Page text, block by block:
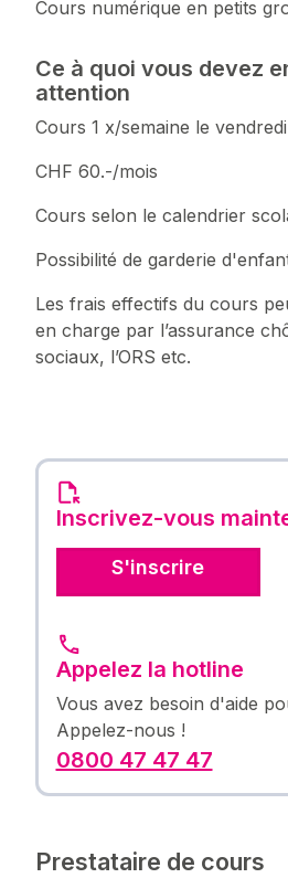
Cours numérique en petits
Ce à quoi vous devez
attention
Cours 1 x/semaine le
CHF 60.-/mois
Cours selon le calendrier
Possibilité de garderie
Les frais effectifs du cours
en charge par l’assurance
sociaux, l’ORS etc.
Inscrivez-vous
S'inscrire
Appelez la hotline
Vous avez besoin d'aide
Appelez-nous !
0800 47 47 47
Prestataire de cours